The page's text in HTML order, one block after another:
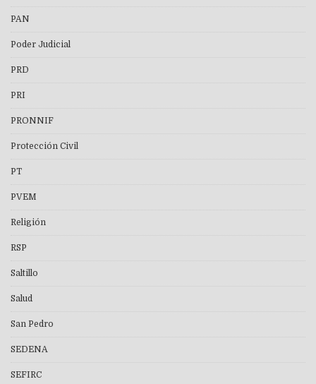
PAN
Poder Judicial
PRD
PRI
PRONNIF
Protección Civil
PT
PVEM
Religión
RSP
Saltillo
Salud
San Pedro
SEDENA
SEFIRC